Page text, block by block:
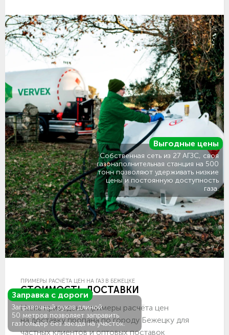
Заправка с дороги
Заправочный рукав длиной
50 метров позволяет заправить
газгольдер без заезда на участок.
Выгодные цены
Собственная сеть из 27 АГЗС, своя
газонаполнительная станция на 500
тонн позволяют удерживать низкие
цены и постоянную доступность
газа.
ПРИМЕРЫ РАСЧЁТА ЦЕН НА ГАЗ В БЕЖЕЦКЕ
СТОИМОСТЬ ДОСТАВКИ
Ниже приведены примеры расчёта цен
на доставку пропана по городу Бежецку для
частных клиентов и оптовых поставок